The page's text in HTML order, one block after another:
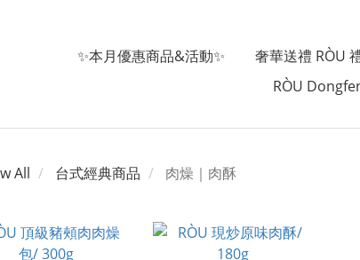
✨本月優惠商品&活動✨ 奢華送禮 RÒU
RÒU
All 台式經典商品 肉燥｜肉酥